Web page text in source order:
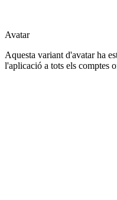
Avatar
Aquesta variant d'avatar ha
l'aplicació a tots els comptes